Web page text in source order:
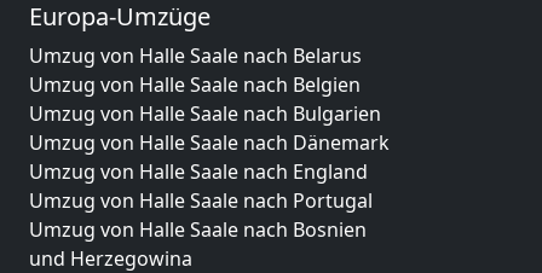
Europa-Umzüge
Umzug von Halle Saale nach Belarus
Umzug von Halle Saale nach Belgien
Umzug von Halle Saale nach Bulgarien
Umzug von Halle Saale nach Dänemark
Umzug von Halle Saale nach England
Umzug von Halle Saale nach Portugal
Umzug von Halle Saale nach Bosnien
und Herzegowina